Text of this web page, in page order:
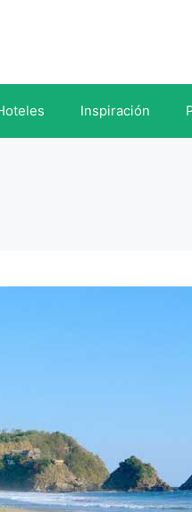
Inspiración